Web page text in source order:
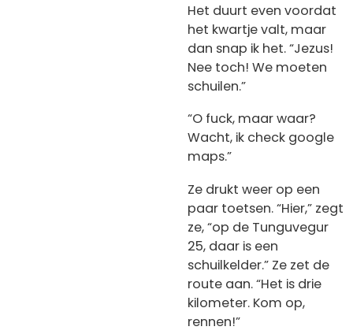
Het duurt even voordat
het kwartje valt, maar
dan snap ik het. “Jezus!
Nee toch! We moeten
schuilen.”
“O fuck, maar waar?
Wacht, ik check google
maps.”
Ze drukt weer op een
paar toetsen. “Hier,” zegt
ze, “op de Tunguvegur
25, daar is een
schuilkelder.” Ze zet de
route aan. “Het is drie
kilometer. Kom op,
rennen!”